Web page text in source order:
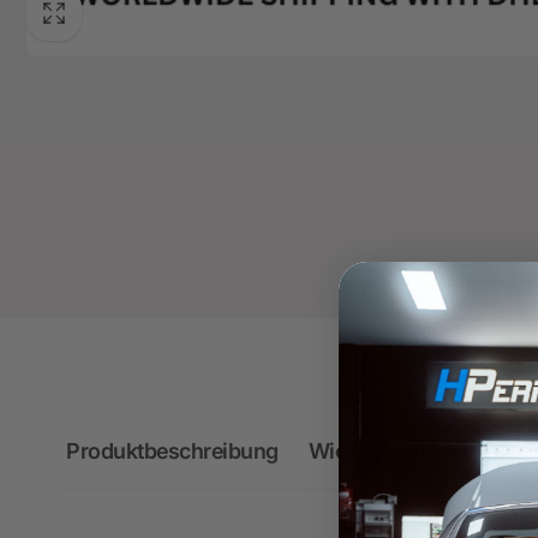
Produktbeschreibung Wichtige Hinweise